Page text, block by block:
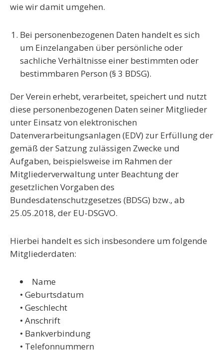
wie wir damit umgehen.
Bei personenbezogenen Daten handelt es sich
um Einzelangaben über persönliche oder
sachliche Verhältnisse einer bestimmten oder
bestimmbaren Person (§ 3 BDSG).
Der Verein erhebt, verarbeitet, speichert und nutzt
diese personenbezogenen Daten seiner Mitglieder
unter Einsatz von elektronischen
Datenverarbeitungsanlagen (EDV) zur Erfüllung der
gemäß der Satzung zulässigen Zwecke und
Aufgaben, beispielsweise im Rahmen der
Mitgliederverwaltung unter Beachtung der
gesetzlichen Vorgaben des
Bundesdatenschutzgesetzes (BDSG) bzw., ab
25.05.2018, der EU-DSGVO.
Hierbei handelt es sich insbesondere um folgende
Mitgliederdaten:
Name
• Geburtsdatum
• Geschlecht
• Anschrift
• Bankverbindung
• Telefonnummern